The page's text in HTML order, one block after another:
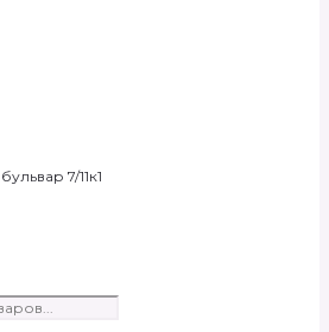
7/11к1